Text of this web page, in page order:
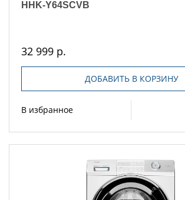
HHK-Y64SCVB
32 999 р.
ДОБАВИТЬ В КОРЗИНУ
В избранное